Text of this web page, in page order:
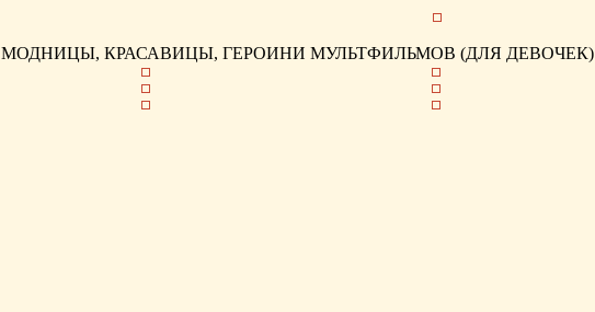
МОДНИЦЫ, КРАСАВИЦЫ, ГЕРОИНИ МУЛЬТФИЛЬМОВ (ДЛЯ ДЕВОЧЕК)